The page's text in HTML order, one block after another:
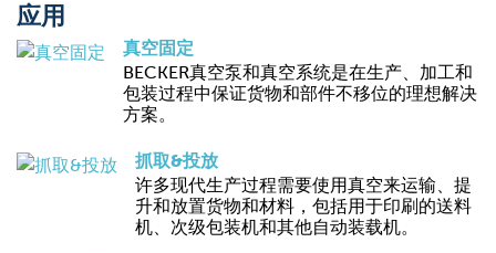
应用
真空固定
BECKER真空泵和真空系统是在生产、加工和
包装过程中保证货物和部件不移位的理想解决
方案。
抓取&投放
许多现代生产过程需要使用真空来运输、提
升和放置货物和材料，包括用于印刷的送料
机、次级包装机和其他自动装载机。